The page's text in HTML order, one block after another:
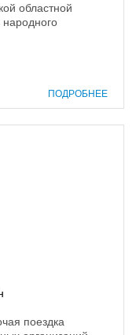
областной
ПОДРОБНЕЕ
поездка